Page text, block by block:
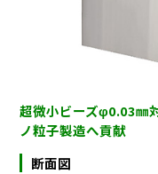
超微小ビーズφ0.03㎜
ノ粒子製造へ貢献
断面図